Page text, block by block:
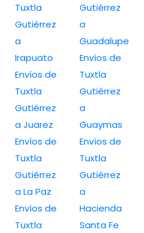
Tuxtla
Gutiérrez
a
Irapuato
Envíos de
Tuxtla
Gutiérrez
a Juarez
Envíos de
Tuxtla
Gutiérrez
a La Paz
Envíos de
Tuxtla
Gutiérrez
a
Guadalupe
Envíos de
Tuxtla
Gutiérrez
a
Guaymas
Envíos de
Tuxtla
Gutiérrez
a
Hacienda
Santa Fe